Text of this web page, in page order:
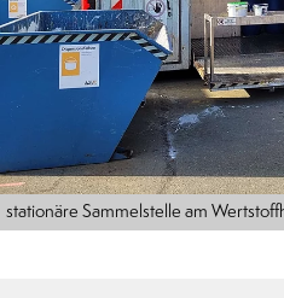
stationäre Sammelstelle am